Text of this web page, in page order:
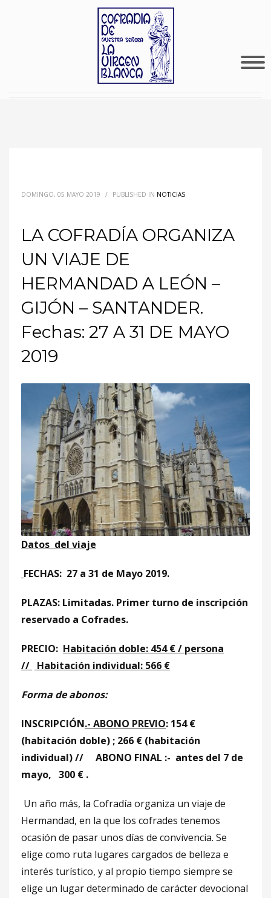
DOMINGO, 05 MAYO 2019 / PUBLISHED IN NOTICIAS
LA COFRADÍA ORGANIZA
UN VIAJE DE
HERMANDAD A LEÓN –
GIJÓN – SANTANDER.
Fechas: 27 A 31 DE MAYO
2019
Datos del viaje
FECHAS: 27 a 31 de Mayo 2019.
PLAZAS: Limitadas. Primer turno de inscripción
reservado a Cofrades.
PRECIO: Habitación doble: 454 € / persona
// Habitación individual: 566 €
Forma de abonos:
INSCRIPCIÓN.- ABONO PREVIO: 154 €
(habitación doble) ; 266 € (habitación
individual) // ABONO FINAL :- antes del 7 de
mayo, 300 € .
Un año más, la Cofradía organiza un viaje de
Hermandad, en la que los cofrades tenemos
ocasión de pasar unos días de convivencia. Se
elige como ruta lugares cargados de belleza e
interés turístico, y al propio tiempo siempre se
elige un lugar determinado de carácter devocional